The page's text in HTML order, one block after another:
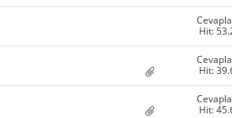
Hit:
Hit:
Hit: